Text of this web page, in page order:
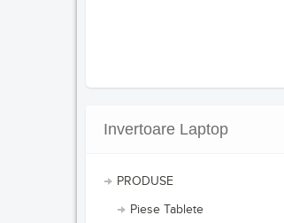
Invertoare Laptop
PRODUSE
Piese Tablete